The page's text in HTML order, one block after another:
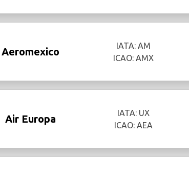
Aeromexico
IATA: AM
ICAO: AMX
Air Europa
IATA: UX
ICAO: AEA